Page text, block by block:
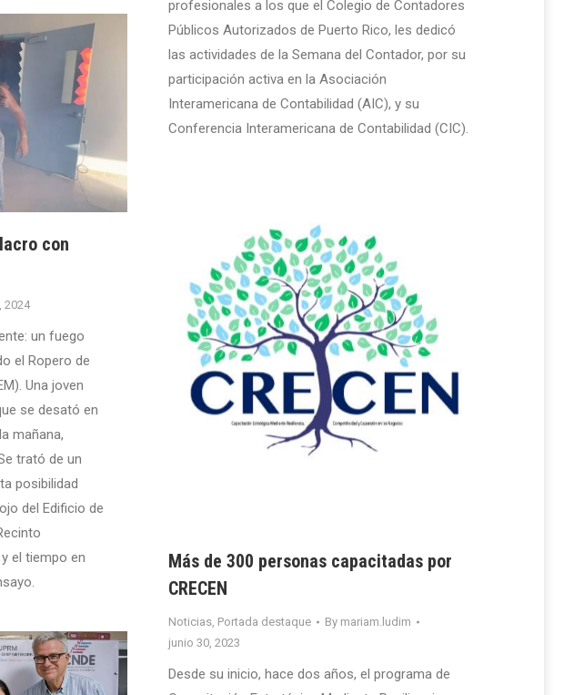
profesionales a los que el Colegio de Contadores
Públicos Autorizados de Puerto Rico, les dedicó
las actividades de la Semana del Contador, por su
participación activa en la Asociación
Interamericana de Contabilidad (AIC), y su
Conferencia Interamericana de Contabilidad (CIC).
con
2024
un fuego
el Ropero de
Una joven
se desató en
mañana,
trató de un
posibilidad
del Edificio de
el tiempo en
Más de 300 personas capacitadas por
CRECEN
Noticias, Portada destaque By mariam.ludim
junio 30, 2023
Desde su inicio, hace dos años, el programa de